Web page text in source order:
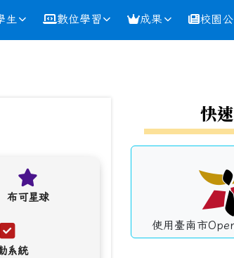
生 數位學習 成果 校園
布可星球
系統
左邊區域
快
使用臺南市